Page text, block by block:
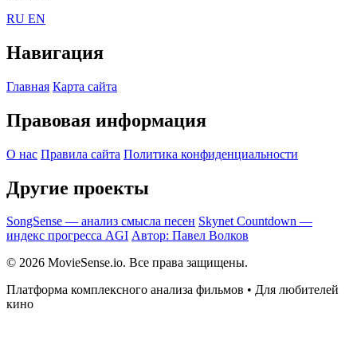
RU EN
Навигация
Главная Карта сайта
Правовая информация
О нас Правила сайта Политика конфиденциальности
Другие проекты
SongSense — анализ смысла песен Skynet Countdown —
индекс прогресса AGI Автор: Павел Волков
© 2026 MovieSense.io. Все права защищены.
Платформа комплексного анализа фильмов • Для любителей
кино